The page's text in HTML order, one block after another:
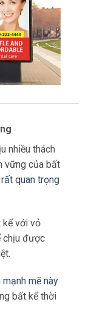
nhiều thách
của bất
quan trọng
kế với vỏ
chịu được